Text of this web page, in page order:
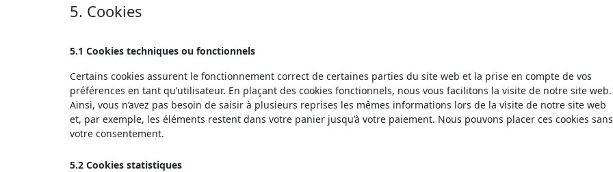
5. Cookies
5.1 Cookies techniques ou fonctionnels
Certains cookies assurent le fonctionnement correct de certaines parties du site web et la prise en compte de vos
préférences en tant qu’utilisateur. En plaçant des cookies fonctionnels, nous vous facilitons la visite de notre site web.
Ainsi, vous n’avez pas besoin de saisir à plusieurs reprises les mêmes informations lors de la visite de notre site web
et, par exemple, les éléments restent dans votre panier jusqu’à votre paiement. Nous pouvons placer ces cookies sans
votre consentement.
5.2 Cookies statistiques